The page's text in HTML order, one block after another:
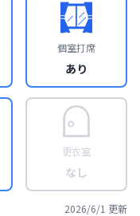
個室打席
あり
更衣室
なし
2026/6/1 更新